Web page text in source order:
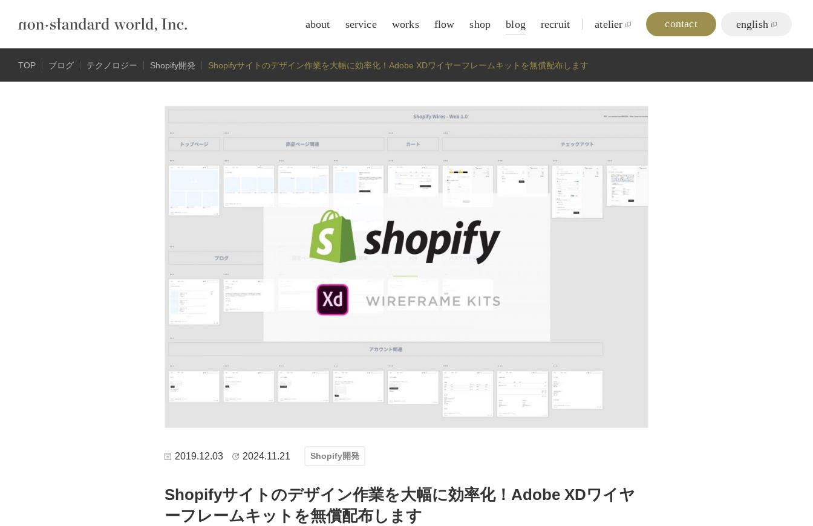
about
csr
service works flow shop blog recruit atelier contact english
TOP ブログ テクノロジー Shopify開発 Shopifyサイトのデザイン作業を大幅に効率化！Adobe XDワイヤーフレームキットを無償配布します
2019.12.03 2024.11.21 Shopify開発
Shopifyサイトのデザイン作業を大幅に効率化！Adobe XDワイヤ
ーフレームキットを無償配布します